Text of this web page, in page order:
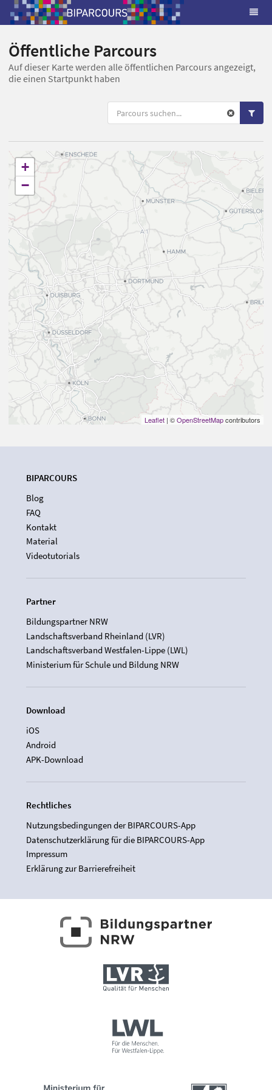
Öffentliche Parcours
Auf dieser Karte werden alle öffentlichen Parcours angezeigt,
die einen Startpunkt haben
+
−
Leaflet | ©OpenStreetMapcontributors
BIPARCOURS
Blog
FAQ
Kontakt
Material
Videotutorials
Partner
Bildungspartner NRW
Landschaftsverband Rheinland (LVR)
Landschaftsverband Westfalen-Lippe (LWL)
Ministerium für Schule und Bildung NRW
Download
iOS
Android
APK-Download
Rechtliches
Nutzungsbedingungen der BIPARCOURS-App
Datenschutzerklärung für die BIPARCOURS-App
Impressum
Erklärung zur Barrierefreiheit